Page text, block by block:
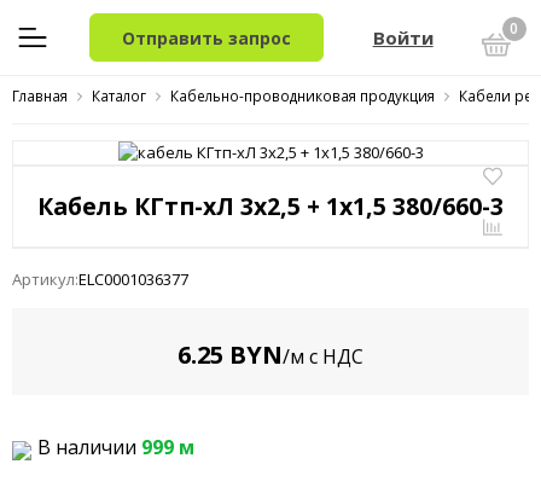
Отправить запрос Войти 0
Главная Каталог Кабельно-проводниковая продукция Кабели
Кабель КГтп-xЛ 3x2,5 + 1x1,5 380/660-3
Артикул:ELC0001036377
6.25 BYN/м с НДС
В наличии 999 м